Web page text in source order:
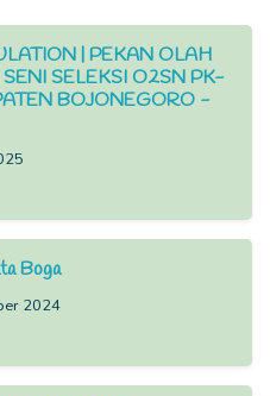
| PEKAN OLAH
SELEKSI O2SN PK-
BOJONEGORO -
Boga
2024